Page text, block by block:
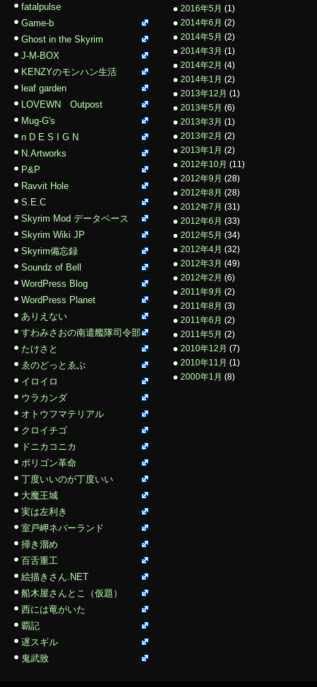
fatalpulse
Game-b
Ghost in the Skyrim
J-M-BOX
KENZYのモンハン生活
leaf garden
LOVEWN Outpost
Mug-G's
n D E S I G N
N.Artworks
P&P
Ravvit Hole
S.E.C
Skyrim Mod データベース
Skyrim Wiki JP
Skyrim備忘録
Soundz of Bell
WordPress Blog
WordPress Planet
ありえない
すわみさおの南遣艦隊司令部
たけさと
ゑのどっとゑぶ
イロイロ
ウラカンダ
オトウフマテリアル
クロイチゴ
ドニカコニカ
ポリゴン革命
丁度いいのが丁度いい
大魔王城
実は左利き
室戸岬ネバーランド
掃き溜め
百舌重工
絵描きさん.NET
船木屋さんとこ（仮題）
西には竜がいた
覇記
遅スギル
鬼武致
2016年5月 (1)
2014年6月 (2)
2014年5月 (2)
2014年3月 (1)
2014年2月 (4)
2014年1月 (2)
2013年12月 (1)
2013年5月 (6)
2013年3月 (1)
2013年2月 (2)
2013年1月 (2)
2012年10月 (11)
2012年9月 (28)
2012年8月 (28)
2012年7月 (31)
2012年6月 (33)
2012年5月 (34)
2012年4月 (32)
2012年3月 (49)
2012年2月 (6)
2011年9月 (2)
2011年8月 (3)
2011年6月 (2)
2011年5月 (2)
2010年12月 (7)
2010年11月 (1)
2000年1月 (8)